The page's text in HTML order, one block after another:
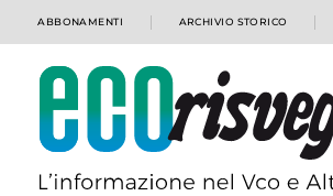
ABBONAMENTI ARCHIVIO STORICO